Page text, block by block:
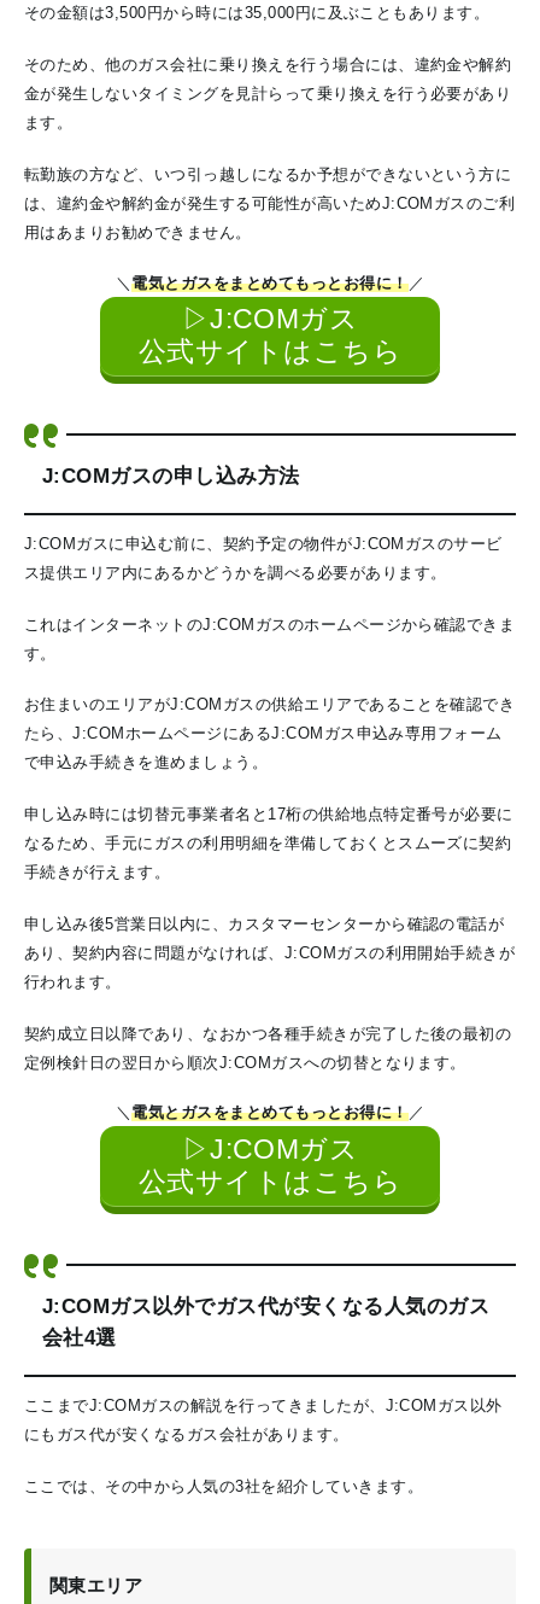
その金額は3,500円から時には35,000円に及ぶこともあります。
そのため、他のガス会社に乗り換えを行う場合には、違約金や解約
金が発生しないタイミングを見計らって乗り換えを行う必要があり
ます。
転勤族の方など、いつ引っ越しになるか予想ができないという方に
は、違約金や解約金が発生する可能性が高いためJ:COMガスのご利
用はあまりお勧めできません。
＼電気とガスをまとめてもっとお得に！／
▷J:COMガス
公式サイトはこちら
J:COMガスの申し込み方法
J:COMガスに申込む前に、契約予定の物件がJ:COMガスのサービ
ス提供エリア内にあるかどうかを調べる必要があります。
これはインターネットのJ:COMガスのホームページから確認できま
す。
お住まいのエリアがJ:COMガスの供給エリアであることを確認でき
たら、J:COMホームページにあるJ:COMガス申込み専用フォーム
で申込み手続きを進めましょう。
申し込み時には切替元事業者名と17桁の供給地点特定番号が必要に
なるため、手元にガスの利用明細を準備しておくとスムーズに契約
手続きが行えます。
申し込み後5営業日以内に、カスタマーセンターから確認の電話が
あり、契約内容に問題がなければ、J:COMガスの利用開始手続きが
行われます。
契約成立日以降であり、なおかつ各種手続きが完了した後の最初の
定例検針日の翌日から順次J:COMガスへの切替となります。
＼電気とガスをまとめてもっとお得に！／
▷J:COMガス
公式サイトはこちら
J:COMガス以外でガス代が安くなる人気のガス
会社4選
ここまでJ:COMガスの解説を行ってきましたが、J:COMガス以外
にもガス代が安くなるガス会社があります。
ここでは、その中から人気の3社を紹介していきます。
関東エリア